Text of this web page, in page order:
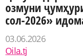
озмуни
сол-2026»
03.06.2026
Oila.tj